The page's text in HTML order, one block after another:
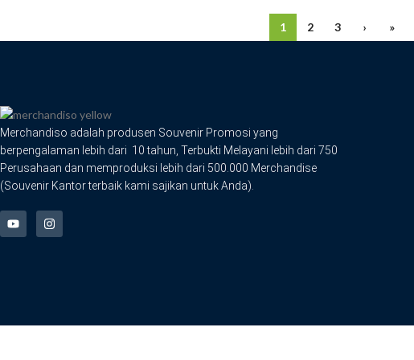
1 2 3 › »
Merchandiso adalah produsen Souvenir Promosi yang
berpengalaman lebih dari 10 tahun, Terbukti Melayani lebih dari 750
Perusahaan dan memproduksi lebih dari 500.000 Merchandise
(Souvenir Kantor terbaik kami sajikan untuk Anda).